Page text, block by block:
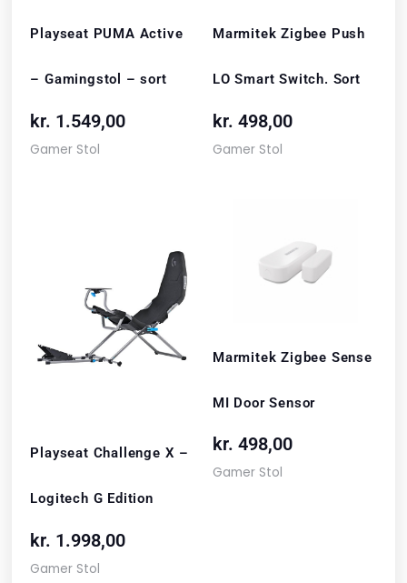
Playseat PUMA Active
– Gamingstol – sort
kr. 1.549,00
Gamer Stol
Marmitek Zigbee Push
LO Smart Switch. Sort
kr. 498,00
Gamer Stol
Playseat Challenge X –
Logitech G Edition
kr. 1.998,00
Gamer Stol
Marmitek Zigbee Sense
MI Door Sensor
kr. 498,00
Gamer Stol